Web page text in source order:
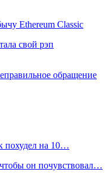
Ethereum Classic
свой рэп
обращение
похудел на 10…
он почувствовал…